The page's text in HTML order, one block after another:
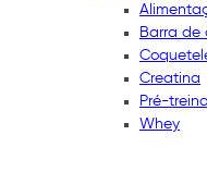
Barra de
Creatina
Pré-treino
Whey